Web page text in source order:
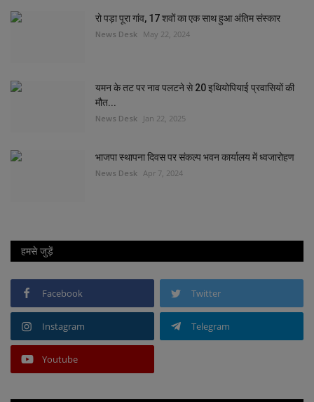
रो पड़ा पूरा गांव, 17 शवों का एक साथ हुआ अंतिम संस्कार
News Desk May 22, 2024
यमन के तट पर नाव पलटने से 20 इथियोपियाई प्रवासियों की
मौत...
News Desk Jan 22, 2025
भाजपा स्थापना दिवस पर संकल्प भवन कार्यालय में ध्वजारोहण
News Desk Apr 7, 2024
हमसे जुड़ें
Facebook Twitter
Instagram Telegram
Youtube